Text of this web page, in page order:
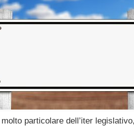
particolare dell’iter